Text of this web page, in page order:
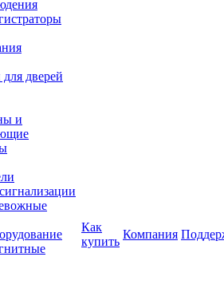
дверей
и
Как
купить
Компания